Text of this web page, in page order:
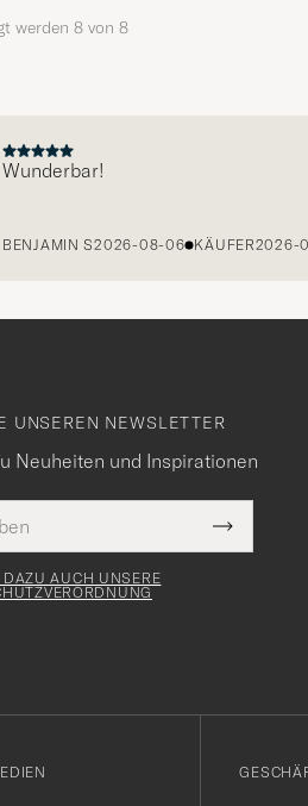
werden 8 von 8
S2026-08-06 KÄUFER2026-
UNSEREN NEWSLETTER
Neuheiten und Inspirationen
Submit
Newsletter
DAZU AUCH UNSERE